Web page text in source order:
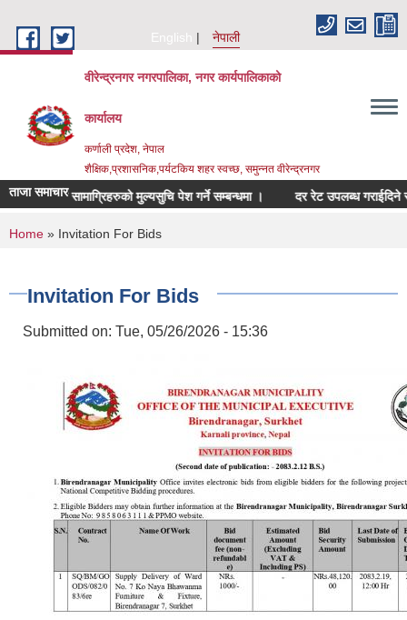
English
नेपाली
वीरेन्द्रनगर नगरपालिका, नगर कार्यपालिकाको
कार्यालय
कर्णाली प्रदेश, नेपाल
शैक्षिक,प्रशासनिक,पर्यटकिय शहर स्वच्छ, समुन्नत वीरेन्द्रनगर
ताजा समाचार
सम्बन्धित सामाग्रिहरुको मुल्यसुचि पेश गर्ने सम्बन्धमा । दर रेट उपलब्ध गराईदिने
You are here
Home » Invitation For Bids
Invitation For Bids
Submitted on: Tue, 05/26/2026 - 15:36